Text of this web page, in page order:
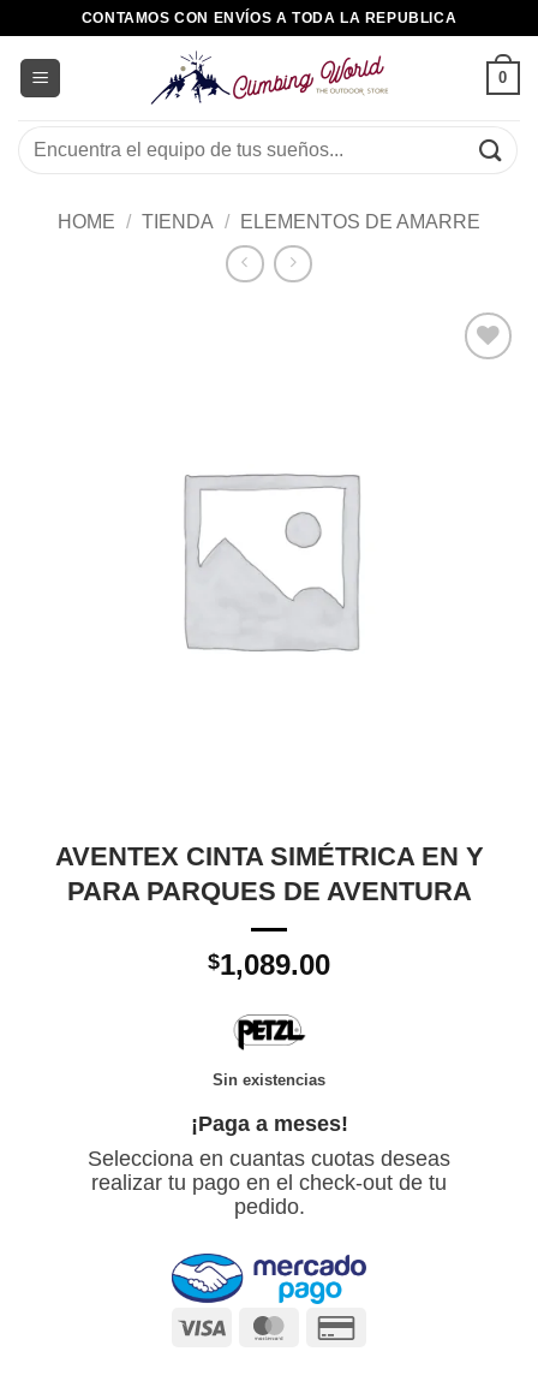
contenido
CONTAMOS CON ENVÍOS A TODA LA REPUBLICA
0
Buscar
HOME / TIENDA / ELEMENTOS DE AMARRE
AVENTEX CINTA SIMÉTRICA EN Y
PARA PARQUES DE AVENTURA
$1,089.00
Sin existencias
¡Paga a meses!
Selecciona en cuantas cuotas deseas
realizar tu pago en el check-out de tu
pedido.
Visa MasterCard